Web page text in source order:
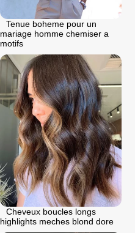
Tenue boheme pour un
mariage homme chemiser a
motifs
Cheveux boucles longs
highlights meches blond dore